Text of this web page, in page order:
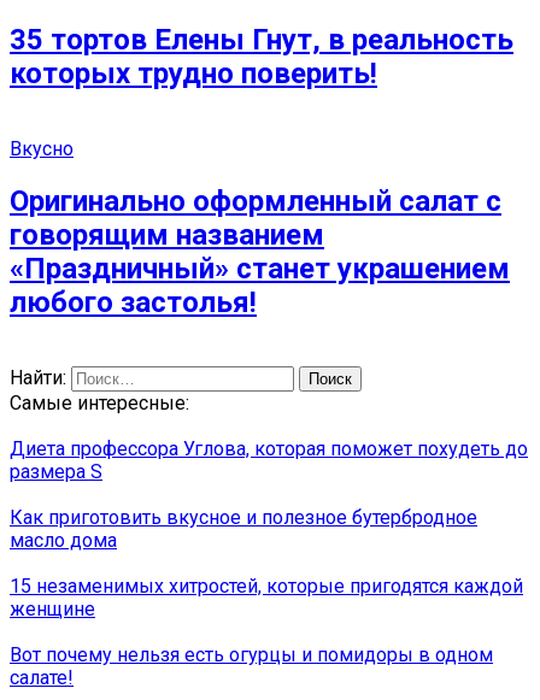
35 тортов Елены Гнут, в реальность
которых трудно поверить!
Вкусно
Оригинально оформленный салат с
говорящим названием
«Праздничный» станет украшением
любого застолья!
Найти:
Самые интересные:
Диета профессора Углова, которая поможет похудеть до
размера S
Как приготовить вкусное и полезное бутербродное
масло дома
15 незаменимых хитростей, которые пригодятся каждой
женщине
Вот почему нельзя есть огурцы и помидоры в одном
салате!